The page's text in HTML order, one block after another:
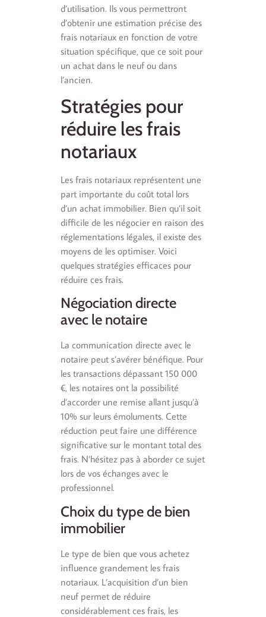
d’utilisation. Ils vous permettront
d’obtenir une estimation précise des
frais notariaux en fonction de votre
situation spécifique, que ce soit pour
un achat dans le neuf ou dans
l’ancien.
Stratégies pour
réduire les frais
notariaux
Les frais notariaux représentent une
part importante du coût total lors
d’un achat immobilier. Bien qu’il soit
difficile de les négocier en raison des
réglementations légales, il existe des
moyens de les optimiser. Voici
quelques stratégies efficaces pour
réduire ces frais.
Négociation directe
avec le notaire
La communication directe avec le
notaire peut s’avérer bénéfique. Pour
les transactions dépassant 150 000
€, les notaires ont la possibilité
d’accorder une remise allant jusqu’à
10% sur leurs émoluments. Cette
réduction peut faire une différence
significative sur le montant total des
frais. N’hésitez pas à aborder ce sujet
lors de vos échanges avec le
professionnel.
Choix du type de bien
immobilier
Le type de bien que vous achetez
influence grandement les frais
notariaux. L’acquisition d’un bien
neuf permet de réduire
considérablement ces frais, les